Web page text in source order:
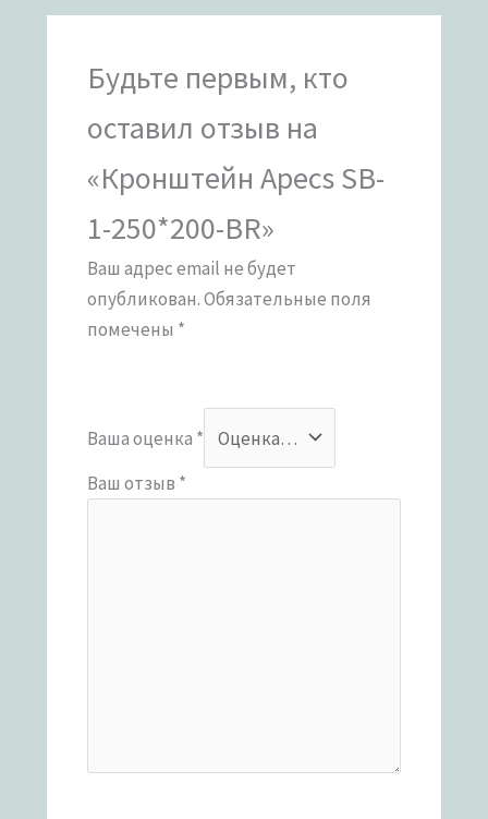
Будьте первым, кто
оставил отзыв на
«Кронштейн Apecs SB-
1-250*200-BR»
Ваш адрес email не будет
опубликован.Обязательные поля
помечены *
Ваша оценка *
Ваш отзыв *